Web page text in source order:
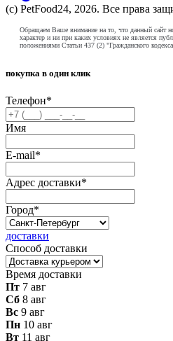
(с) PetFood24, 2026. Все права
Обращаем Ваше внимание на то, что данный сайт
характер и ни при каких условиях не является
положениями Статьи 437 (2) "Гражданского
покупка в один клик
Телефон*
Имя
E-mail*
Адрес доставки*
Город*
доставки
Способ доставки
Время доставки
Пт 7 авг
Сб 8 авг
Вс 9 авг
Пн 10 авг
Вт 11 авг